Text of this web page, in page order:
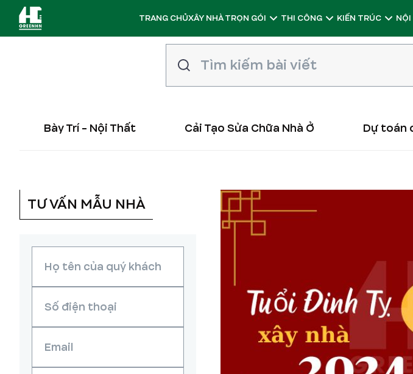
TRANG CHỦXÂY NHÀ TRỌN GÓI THI CÔNG KIẾN TRÚC
Bày Trí - Nội Thất Cải Tạo Sửa Chữa Nhà Ở Dự toán
TƯ VẤN MẪU NHÀ